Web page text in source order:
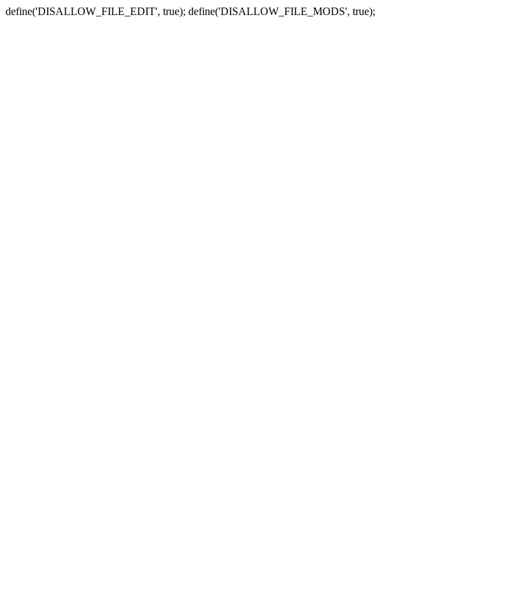
define('DISALLOW_FILE_EDIT', true); define('DISALLOW_FILE_MODS', true);